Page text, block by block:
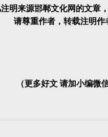
明来源邯郸文化网的文章
请尊重作者，转载注明作
（更多好文 请加小编微